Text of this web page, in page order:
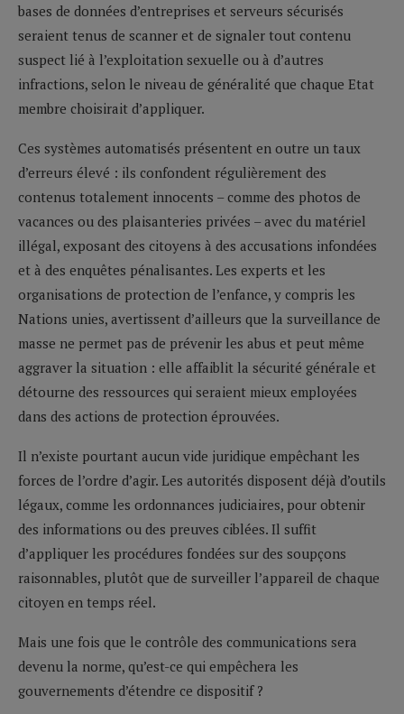
bases de données d’entreprises et serveurs sécurisés
seraient tenus de scanner et de signaler tout contenu
suspect lié à l’exploitation sexuelle ou à d’autres
infractions, selon le niveau de généralité que chaque Etat
membre choisirait d’appliquer.
Ces systèmes automatisés présentent en outre un taux
d’erreurs élevé : ils confondent régulièrement des
contenus totalement innocents – comme des photos de
vacances ou des plaisanteries privées – avec du matériel
illégal, exposant des citoyens à des accusations infondées
et à des enquêtes pénalisantes. Les experts et les
organisations de protection de l’enfance, y compris les
Nations unies, avertissent d’ailleurs que la surveillance de
masse ne permet pas de prévenir les abus et peut même
aggraver la situation : elle affaiblit la sécurité générale et
détourne des ressources qui seraient mieux employées
dans des actions de protection éprouvées.
Il n’existe pourtant aucun vide juridique empêchant les
forces de l’ordre d’agir. Les autorités disposent déjà d’outils
légaux, comme les ordonnances judiciaires, pour obtenir
des informations ou des preuves ciblées. Il suffit
d’appliquer les procédures fondées sur des soupçons
raisonnables, plutôt que de surveiller l’appareil de chaque
citoyen en temps réel.
Mais une fois que le contrôle des communications sera
devenu la norme, qu’est-ce qui empêchera les
gouvernements d’étendre ce dispositif ?